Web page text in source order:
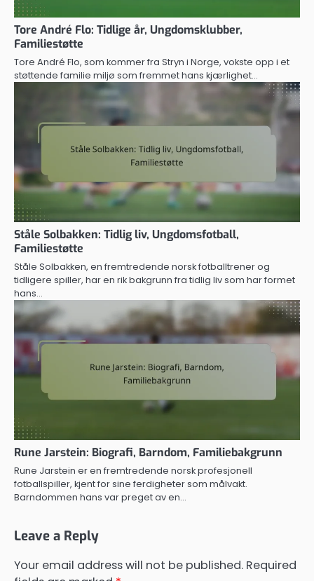
Tore André Flo: Tidlige år, Ungdomsklubber,
Familiestøtte
Tore André Flo, som kommer fra Stryn i Norge, vokste opp i et
støttende familie miljø som fremmet hans kjærlighet…
Ståle Solbakken: Tidlig liv, Ungdomsfotball,
Familiestøtte
Ståle Solbakken, en fremtredende norsk fotballtrener og
tidligere spiller, har en rik bakgrunn fra tidlig liv som har formet
hans…
Rune Jarstein: Biografi, Barndom, Familiebakgrunn
Rune Jarstein er en fremtredende norsk profesjonell
fotballspiller, kjent for sine ferdigheter som målvakt.
Barndommen hans var preget av en…
Leave a Reply
Your email address will not be published. Required